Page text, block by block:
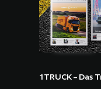
1TRUCK – Das